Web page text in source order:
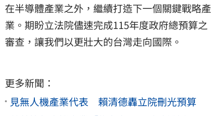
在半導體產業之外，繼續打造下一個關鍵戰略產
業。期盼立法院儘速完成115年度政府總預算之
審查，讓我們以更壯大的台灣走向國際。
更多新聞：
見無人機產業代表 賴清德轟立院刪光預算